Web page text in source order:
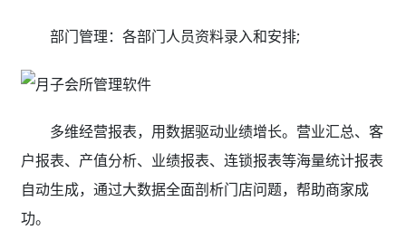
部门管理：各部门人员资料录入和安排;
多维经营报表，用数据驱动业绩增长。营业汇总、客
户报表、产值分析、业绩报表、连锁报表等海量统计报表
自动生成，通过大数据全面剖析门店问题，帮助商家成
功。